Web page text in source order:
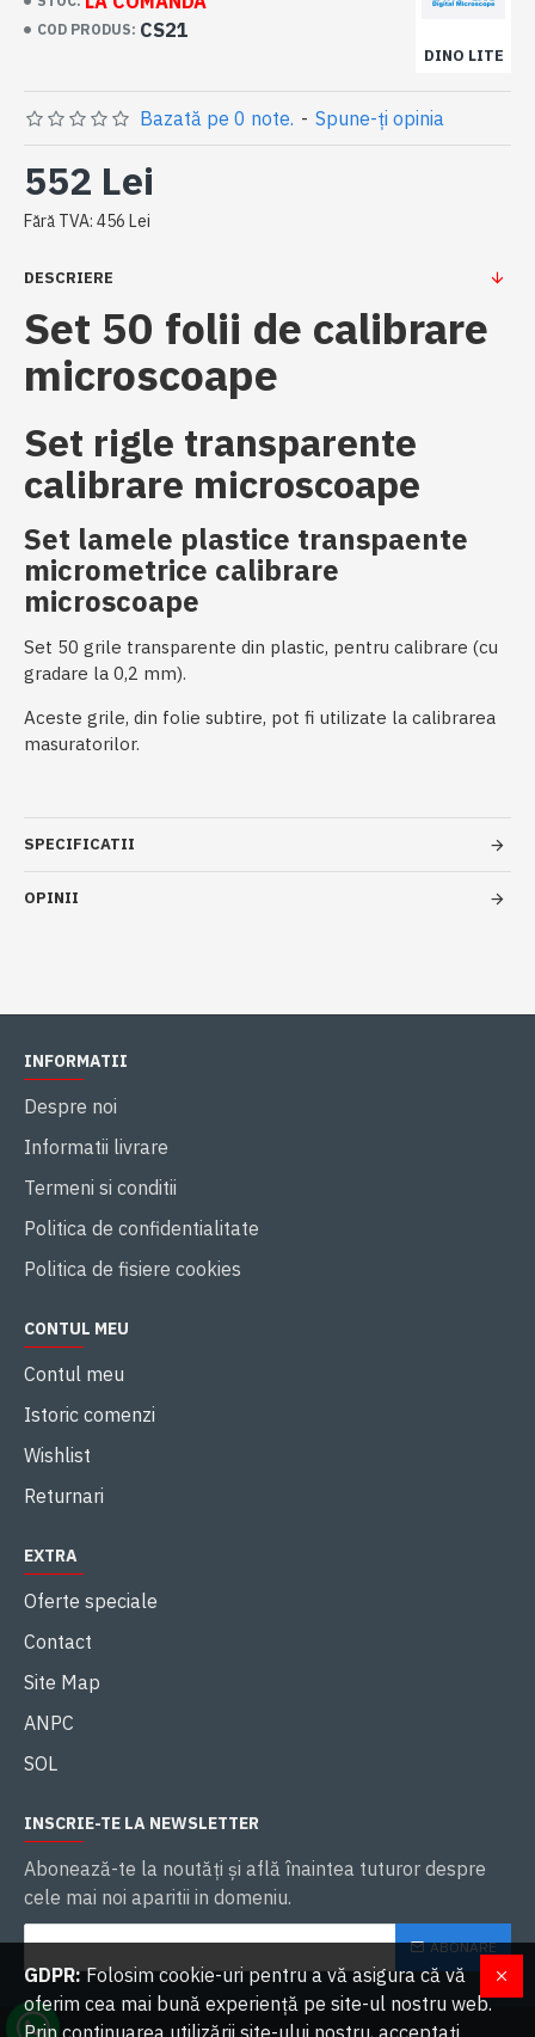
COD PRODUS: CS21
DINO LITE
Bazată pe 0 note. - Spune-ţi opinia
552 Lei
Fără TVA: 456 Lei
DESCRIERE
Set 50 folii de calibrare
microscoape
Set rigle transparente
calibrare microscoape
Set lamele plastice transpaente
micrometrice calibrare
microscoape
Set 50 grile transparente din plastic, pentru calibrare (cu
gradare la 0,2 mm).
Aceste grile, din folie subtire, pot fi utilizate la calibrarea
masuratorilor.
SPECIFICATII
OPINII
INFORMATII
Despre noi
Informatii livrare
Termeni si conditii
Politica de confidentialitate
Politica de fisiere cookies
CONTUL MEU
Contul meu
Istoric comenzi
Wishlist
Returnari
EXTRA
Oferte speciale
Contact
Site Map
ANPC
SOL
INSCRIE-TE LA NEWSLETTER
Abonează-te la noutăţi și află înaintea tuturor despre
cele mai noi aparitii in domeniu.
ABONARE
GDPR:Folosim cookie-uri pentru a vă asigura că vă
oferim cea mai bună experiență pe site-ul nostru web.
Prin continuarea utilizării site-ului nostru, acceptați